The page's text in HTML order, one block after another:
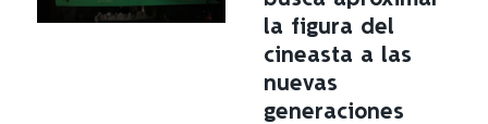
la figura del
cineasta a las
nuevas
generaciones